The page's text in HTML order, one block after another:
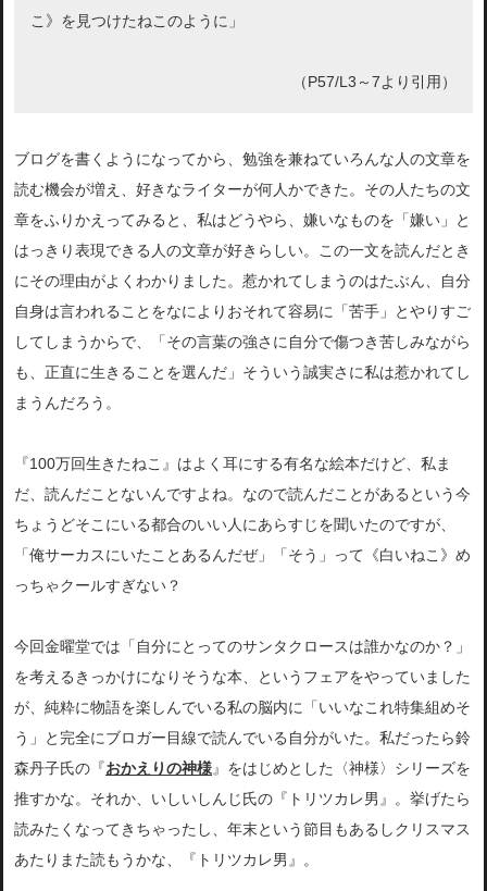
こ》を見つけたねこのように」
（P57/L3～7より引用）
ブログを書くようになってから、勉強を兼ねていろんな人の文章を
読む機会が増え、好きなライターが何人かできた。その人たちの文
章をふりかえってみると、私はどうやら、嫌いなものを「嫌い」と
はっきり表現できる人の文章が好きらしい。この一文を読んだとき
にその理由がよくわかりました。惹かれてしまうのはたぶん、自分
自身は言われることをなによりおそれて容易に「苦手」とやりすご
してしまうからで、「その言葉の強さに自分で傷つき苦しみながら
も、正直に生きることを選んだ」そういう誠実さに私は惹かれてし
まうんだろう。
『100万回生きたねこ』はよく耳にする有名な絵本だけど、私ま
だ、読んだことないんですよね。なので読んだことがあるという今
ちょうどそこにいる都合のいい人にあらすじを聞いたのですが、
「俺サーカスにいたことあるんだぜ」「そう」って《白いねこ》め
っちゃクールすぎない？
今回金曜堂では「自分にとってのサンタクロースは誰かなのか？」
を考えるきっかけになりそうな本、というフェアをやっていました
が、純粋に物語を楽しんでいる私の脳内に「いいなこれ特集組めそ
う」と完全にブロガー目線で読んでいる自分がいた。私だったら鈴
森丹子氏の『おかえりの神様』をはじめとした〈神様〉シリーズを
推すかな。それか、いしいしんじ氏の『トリツカレ男』。挙げたら
読みたくなってきちゃったし、年末という節目もあるしクリスマス
あたりまた読もうかな、『トリツカレ男』。